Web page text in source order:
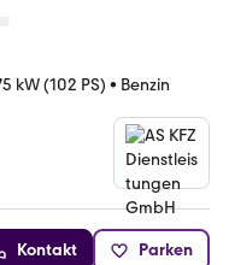
kW (102 PS) • Benzin
Kontakt Parken